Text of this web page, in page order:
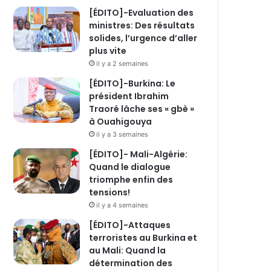
[ÉDITO]-Evaluation des
ministres: Des résultats
solides, l’urgence d’aller
plus vite
il y a 2 semaines
[ÉDITO]-Burkina: Le
président Ibrahim
Traoré lâche ses « gbè »
à Ouahigouya
il y a 3 semaines
[ÉDITO]- Mali-Algérie:
Quand le dialogue
triomphe enfin des
tensions!
il y a 4 semaines
[ÉDITO]-Attaques
terroristes au Burkina et
au Mali: Quand la
détermination des